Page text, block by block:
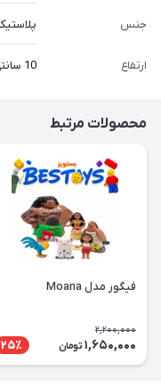
جنس
ارتفاع 10 سانتی متر
محصولات مرتبط
فیگور مدل Moana
2,200,000
1,650,000 تومان 25٪